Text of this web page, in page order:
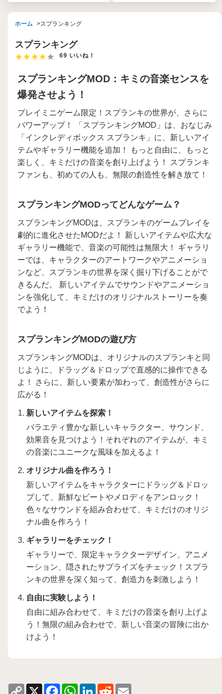
ホーム スプランキング
スプランキング
69 いいね！
スプランキングMOD：キミの音楽センスを
爆発させよう！
プレイミニゲーム限定！スプランキの世界が、さらに
パワーアップ！ 「スプランキングMOD」は、おなじみ
「インクレディボックス スプランキ」に、新しいアイ
テムやギャラリー機能を追加！ もっと自由に、もっと
楽しく、キミだけの音楽を創り上げよう！ スプランキ
ファンも、初めての人も、無限の創造性を解き放て！
スプランキングMODってどんなゲーム？
スプランキングMODは、スプランキのゲームプレイを
劇的に進化させたMODだよ！ 新しいアイテムや広大な
ギャラリー機能で、音楽の可能性は無限大！ ギャラリ
ーでは、キャラクターのアートワークやアニメーショ
ンなど、スプランキの世界を深く掘り下げることがで
きるんだ。 新しいアイテムでサウンドやアニメーショ
ンを強化して、キミだけのオリジナルストーリーを奏
でよう！
スプランキングMODの遊び方
スプランキングMODは、オリジナルのスプランキと同
じように、ドラッグ＆ドロップで直感的に操作できる
よ！ さらに、新しい要素が加わって、創造性がさらに
広がる！
新しいアイテムを探索！
バラエティ豊かな新しいキャラクター、サウンド、
効果音を見つけよう！それぞれのアイテムが、キミ
の音楽にユニークな風味を加えるよ！
オリジナル曲を作ろう！
新しいアイテムをキャラクターにドラッグ＆ドロッ
プして、新鮮なビートやメロディをアンロック！
色々なサウンドを組み合わせて、キミだけのオリジ
ナル曲を作ろう！
ギャラリーをチェック！
ギャラリーで、限定キャラクターデザイン、アニメ
ーション、隠されたサプライズをチェック！スプラ
ンキの世界を深く知って、創造力を刺激しよう！
自由に実験しよう！
自由に組み合わせて、キミだけの音楽を創り上げよ
う！無限の組み合わせで、新しい音楽の冒険に出か
けよう！
Copy X FacebookWhatsApp
LinkedIn
Reddit